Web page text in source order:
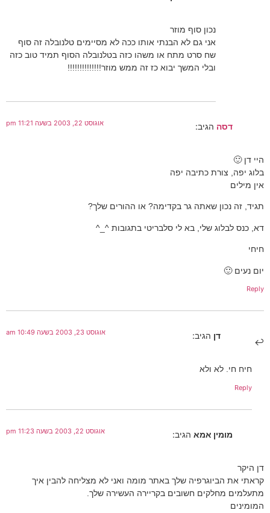
נכון סוף מוזר
אני גם לא הבנתי אותו ככה לא מסיימים טלנובלה זה סוף
שח סרט מתח או משהו כזה בטלנובלה הסוף תמיד טוב כזה
ובלי המשך יבוא כז זה ממש מוזר!!!!!!!!!!!!!!
דסה הגיב: אוגוסט 22, 2003 בשעה 11:21 pm
היי דן 🙂
בלוג יפה, צורת כתיבה יפה
אין מילים
תגיד, זה נכון שאתה גר בקדימה? או ההורים שלך?
דא, כנס לבלוג שלי, בא לי סלבריטי בתגובות ^_^
חיחי
יום נעים 🙂
Reply
דן הגיב: אוגוסט 23, 2003 בשעה 10:49 am
חיח חי. לא ולא
Reply
מומין אמא הגיב: אוגוסט 22, 2003 בשעה 11:23 pm
דן היקר
קראתי את הביוגרפיה שלך באתר מומה ואני לא מצליחה להבין איך
מתעלמים מחלקים חשובים בקריירה העשירה שלך.
המומינים